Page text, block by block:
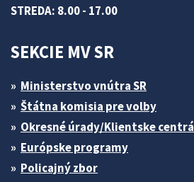
STREDA: 8.00 - 17.00
SEKCIE MV SR
Ministerstvo vnútra SR
Štátna komisia pre volby
Okresné úrady/Klientske centrá
Európske programy
Policajný zbor